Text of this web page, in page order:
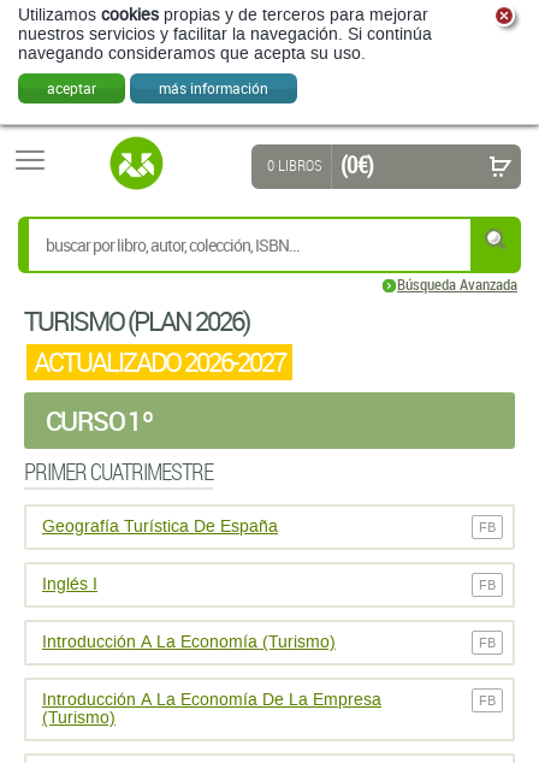
Utilizamos cookies propias y de terceros para mejorar
nuestros servicios y facilitar la navegación. Si continúa
navegando consideramos que acepta su uso.
aceptar más información
Búsqueda Avanzada
0 LIBROS (0 €)
TURISMO (PLAN 2026)
ACTUALIZADO 2026-2027
CURSO 1º
PRIMER CUATRIMESTRE
Geografí­a Turí­stica De España FB
Inglés I FB
Introducción A La Economí­a (Turismo) FB
Introducción A La Economí­a De La Empresa
(Turismo)
FB